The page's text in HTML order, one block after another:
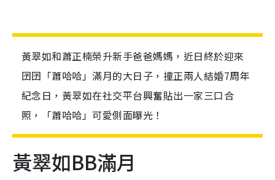
黃翠如和蕭正楠榮升新手爸爸媽媽，近日終於迎來
囝囝「蕭哈哈」滿月的大日子，撞正兩人結婚7周年
紀念日，黃翠如在社交平台興奮貼出一家三口合
照，「蕭哈哈」可愛側面曝光！
黃翠如BB滿月